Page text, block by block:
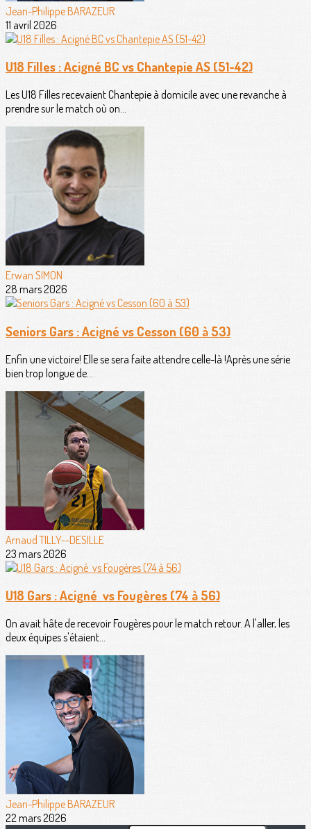
Jean-Philippe BARAZEUR
11 avril 2026
U18 Filles : Acigné BC vs Chantepie AS (51-42)
Les U18 Filles recevaient Chantepie à domicile avec une revanche à
prendre sur le match où on...
Erwan SIMON
28 mars 2026
Seniors Gars : Acigné vs Cesson (60 à 53)
Enfin une victoire! Elle se sera faite attendre celle-là !Après une série
bien trop longue de...
Arnaud TILLY--DESILLE
23 mars 2026
U18 Gars : Acigné vs Fougères (74 à 56)
On avait hâte de recevoir Fougères pour le match retour. A l'aller, les
deux équipes s'étaient...
Jean-Philippe BARAZEUR
22 mars 2026